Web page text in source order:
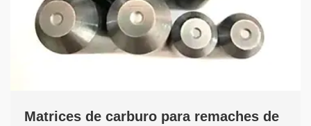
Matrices de carburo para remaches de